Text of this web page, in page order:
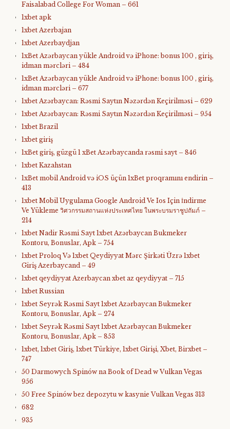
Faisalabad College For Woman – 661
1xbet apk
1xbet Azerbajan
1xbet Azerbaydjan
1xBet Azərbaycan yükle Android və iPhone: bonus 100 , giriş,
idman mərcləri – 484
1xBet Azərbaycan yükle Android və iPhone: bonus 100 , giriş,
idman mərcləri – 677
1xbet Azərbaycan: Rəsmi Saytın Nəzərdən Keçirilməsi – 629
1xbet Azərbaycan: Rəsmi Saytın Nəzərdən Keçirilməsi – 954
1xbet Brazil
1xbet giriş
1xBet giriş, güzgü 1 xBet Azərbaycanda rəsmi sayt – 846
1xbet Kazahstan
1xBet mobil Android və iOS üçün 1xBet proqramını endirin –
413
1xbet Mobil Uygulama Google Android Ve Ios Için İndirme
Ve Yükleme วิศวกรรมสถานแห่งประเทศไทย ในพระบรมราชูปถัมภ์ –
214
1xbet Nadir Rəsmi Sayt 1xbet Azərbaycan Bukmeker
Kontoru, Bonuslar, Apk – 754
1xbet Proloq Və 1xbet Qeydiyyat Mərc Şirkəti Üzrə 1xbet
Giriş Azerbaycand – 49
1xbet qeydiyyat Azerbaycan xbet az qeydiyyat – 715
1xbet Russian
1xbet Seyrək Rəsmi Sayt 1xbet Azərbaycan Bukmeker
Kontoru, Bonuslar, Apk – 274
1xbet Seyrək Rəsmi Sayt 1xbet Azərbaycan Bukmeker
Kontoru, Bonuslar, Apk – 853
1xbet, 1xbet Giriş, 1xbet Türkiye, 1xbet Girişi, Xbet, Birxbet –
747
50 Darmowych Spinów na Book of Dead w Vulkan Vegas
956
50 Free Spinów bez depozytu w kasynie Vulkan Vegas 313
682
935